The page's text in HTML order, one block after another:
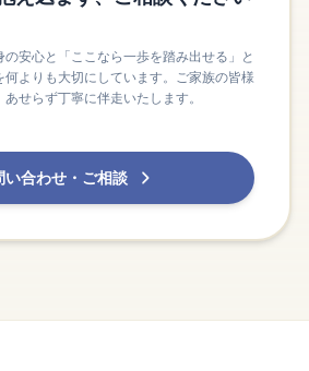
安心と「ここなら一歩を踏み出せる」と
よりも大切にしています。ご家族の皆様
せらず丁寧に伴走いたします。
い合わせ・ご相談